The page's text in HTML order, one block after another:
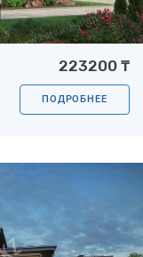
223200 ₸
ПОДРОБНЕЕ